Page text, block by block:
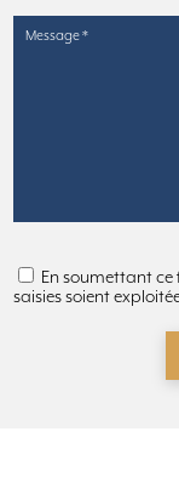
En soumettant
saisies soient